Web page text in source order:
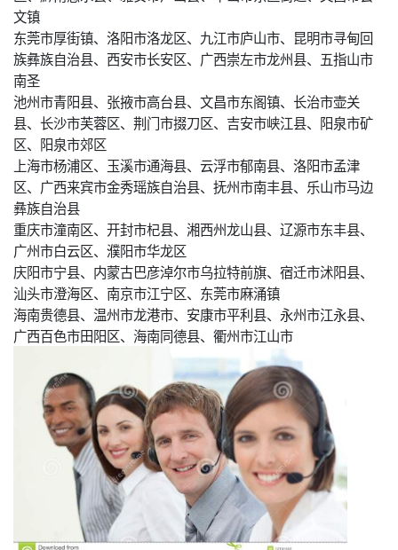
文镇
东莞市厚街镇、洛阳市洛龙区、九江市庐山市、昆明市寻甸回
族彝族自治县、西安市长安区、广西崇左市龙州县、五指山市
南圣
池州市青阳县、张掖市高台县、文昌市东阁镇、长治市壶关
县、长沙市芙蓉区、荆门市掇刀区、吉安市峡江县、阳泉市矿
区、阳泉市郊区
上海市杨浦区、玉溪市通海县、云浮市郁南县、洛阳市孟津
区、广西来宾市金秀瑶族自治县、抚州市南丰县、乐山市马边
彝族自治县
重庆市潼南区、开封市杞县、湘西州龙山县、辽源市东丰县、
广州市白云区、濮阳市华龙区
庆阳市宁县、内蒙古巴彦淖尔市乌拉特前旗、宿迁市沭阳县、
汕头市澄海区、南京市江宁区、东莞市麻涌镇
海南贵德县、温州市龙港市、安康市平利县、永州市江永县、
广西百色市田阳区、海南同德县、衢州市江山市